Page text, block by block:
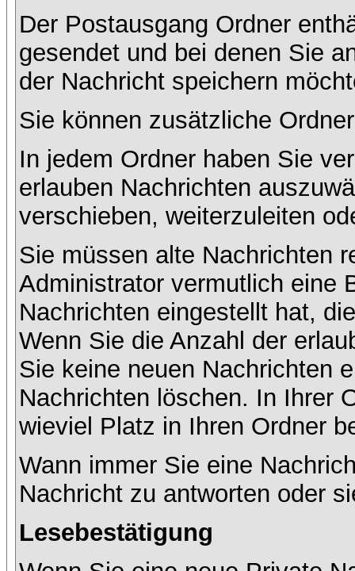
Der Postausgang Ordner
gesendet und bei denen Sie
der Nachricht speichern
Sie können zusätzliche
In jedem Ordner haben Sie
erlauben Nachrichten
verschieben, weiterzuleiten
Sie müssen alte Nachrichten
Administrator vermutlich eine
Nachrichten eingestellt hat,
Wenn Sie die Anzahl der
Sie keine neuen Nachrichten
Nachrichten löschen. In Ihrer
wieviel Platz in Ihren Ordner
Wann immer Sie eine
Nachricht zu antworten oder
Lesebestätigung